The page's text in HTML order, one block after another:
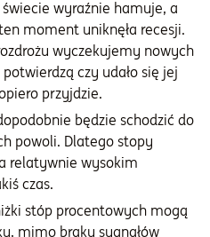
wyraźnie hamuje, a
moment uniknęła recesji.
wyczekujemy nowych
czy udało się jej
przyjdzie.
będzie schodzić do
powoli. Dlatego stopy
relatywnie wysokim
czas.
stóp procentowych mogą
mimo braku sygnałów